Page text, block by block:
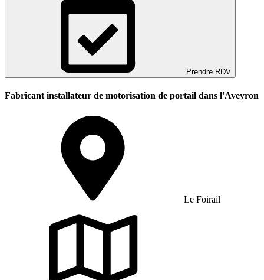
Prendre RDV
Fabricant installateur de motorisation de portail dans l'Aveyron
Le Foirail